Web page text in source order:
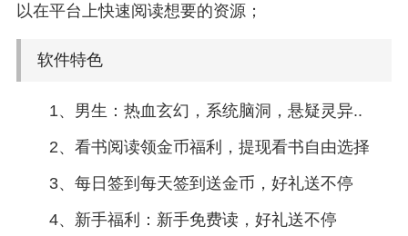
以在平台上快速阅读想要的资源；
软件特色
1、男生：热血玄幻，系统脑洞，悬疑灵异..
2、看书阅读领金币福利，提现看书自由选择
3、每日签到每天签到送金币，好礼送不停
4、新手福利：新手免费读，好礼送不停